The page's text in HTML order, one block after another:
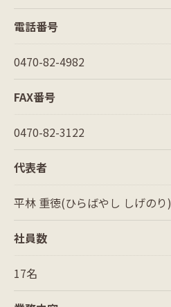
電話番号
0470-82-4982
FAX番号
0470-82-3122
代表者
平林 重徳(ひらばやし しげのり)
社員数
17名